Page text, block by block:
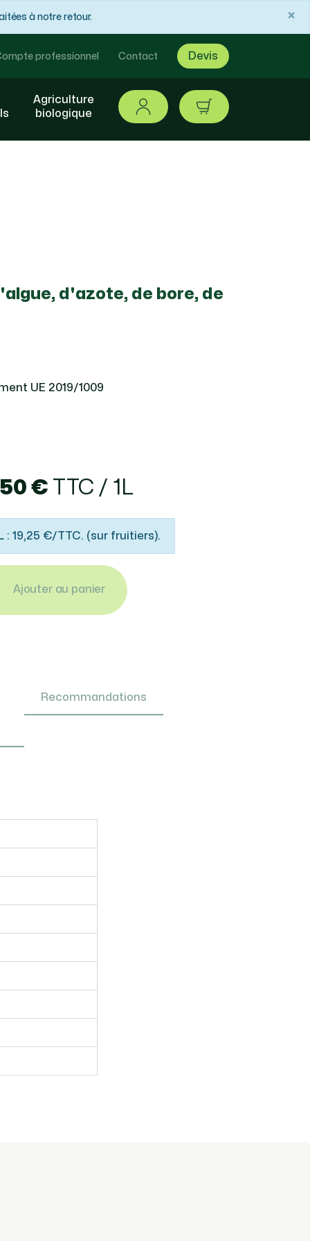
à notre retour. ×
professionnel Contact Devis
Agriculture
biologique
Se connecterarticle / 0,00 €
d'azote, de bore, de
UE 2019/1009
€ TTC / 1L
: 19,25 €/TTC. (sur fruitiers).
Ajouter au panier
Recommandations